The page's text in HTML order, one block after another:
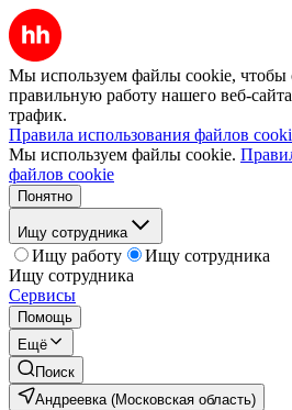
Мы используем файлы cookie, чтобы
правильную работу нашего веб-
трафик.
Правила использования файлов
Мы используем файлы cookie.
файлов cookie
Понятно
Ищу сотрудника
Ищу работу
Ищу сотрудника
Ищу сотрудника
Сервисы
Помощь
Ещё
Поиск
Андреевка (Московская область)